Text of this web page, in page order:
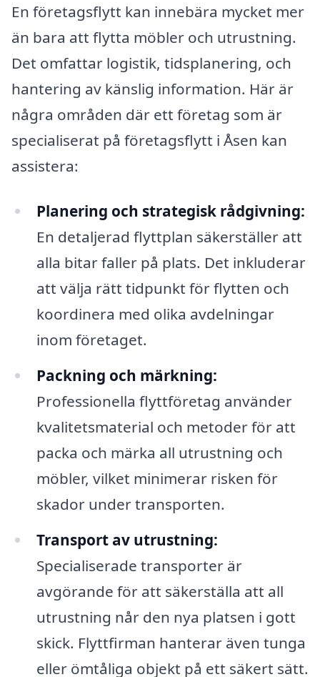
En företagsflytt kan innebära mycket mer
än bara att flytta möbler och utrustning.
Det omfattar logistik, tidsplanering, och
hantering av känslig information. Här är
några områden där ett företag som är
specialiserat på företagsflytt i Åsen kan
assistera:
Planering och strategisk rådgivning:
En detaljerad flyttplan säkerställer att
alla bitar faller på plats. Det inkluderar
att välja rätt tidpunkt för flytten och
koordinera med olika avdelningar
inom företaget.
Packning och märkning:
Professionella flyttföretag använder
kvalitetsmaterial och metoder för att
packa och märka all utrustning och
möbler, vilket minimerar risken för
skador under transporten.
Transport av utrustning:
Specialiserade transporter är
avgörande för att säkerställa att all
utrustning når den nya platsen i gott
skick. Flyttfirman hanterar även tunga
eller ömtåliga objekt på ett säkert sätt.